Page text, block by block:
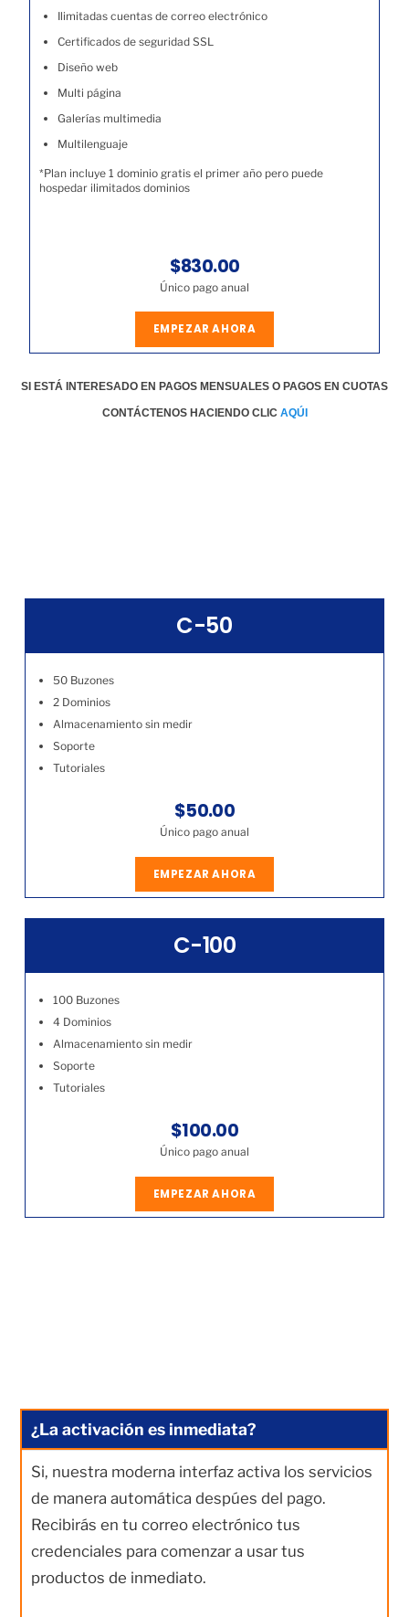
Ilimitadas cuentas de correo electrónico
Certificados de seguridad SSL
Diseño web
Multi página
Galerías multimedia
Multilenguaje
*Plan incluye 1 dominio gratis el primer año pero puede
hospedar ilimitados dominios
$830.00
Único pago anual
EMPEZAR AHORA
SI ESTÁ INTERESADO EN PAGOS MENSUALES O PAGOS EN CUOTAS
CONTÁCTENOS HACIENDO CLIC AQÚI
C-50
50 Buzones
2 Dominios
Almacenamiento sin medir
Soporte
Tutoriales
$50.00
Único pago anual
EMPEZAR AHORA
C-100
100 Buzones
4 Dominios
Almacenamiento sin medir
Soporte
Tutoriales
$100.00
Único pago anual
EMPEZAR AHORA
¿La activación es inmediata?
Si, nuestra moderna interfaz activa los servicios
de manera automática despúes del pago.
Recibirás en tu correo electrónico tus
credenciales para comenzar a usar tus
productos de inmediato.